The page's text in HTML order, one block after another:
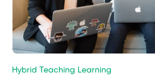
Hybrid Teaching Learning